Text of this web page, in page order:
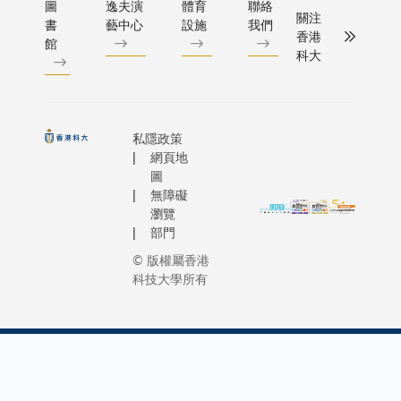
through a
journey
2016.ÿ
圖
書
館
逸夫演
藝中心
體育
設施
聯絡
我們
關注
香港
科大
私隱政策
網頁地
圖
無障礙
瀏覽
部門
© 版權屬香港
科技大學所有